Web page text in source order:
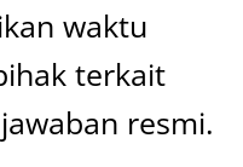
waktu
terkait
resmi.